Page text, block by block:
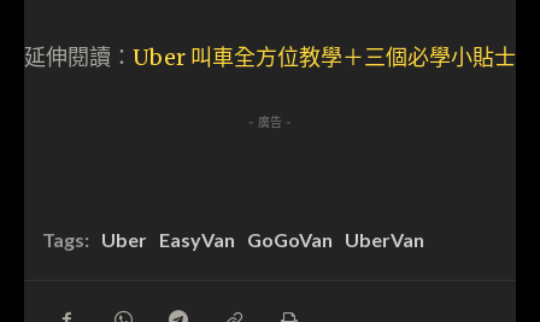
延伸閱讀： Uber 叫車全方位教學＋三個必學小貼士
- 廣告 -
Tags: Uber EasyVan GoGoVan UberVan